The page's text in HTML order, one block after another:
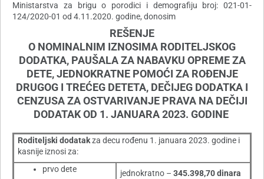
Ministarstva za brigu o porodici i demografiju broj: 021-01-
124/2020-01 od 4.11.2020. godine, donosim
REŠENJE
O NOMINALNIM IZNOSIMA RODITELJSKOG
DODATKA, PAUŠALA ZA NABAVKU OPREME ZA
DETE, JEDNOKRATNE POMOĆI ZA ROĐENJE
DRUGOG I TREĆEG DETETA, DEČIJEG DODATKA I
CENZUSA ZA OSTVARIVANJE PRAVA NA DEČIJI
DODATAK OD 1. JANUARA 2023. GODINE
Roditeljski dodatakza decu rođenu 1. januara 2023. godine i
kasnije iznosi za:
prvo dete
jednokratno – 345.398,70 dinara